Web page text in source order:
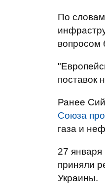
По
вопросом
поставок
Ранее
Союза
газа и
27
приняли
Украины.